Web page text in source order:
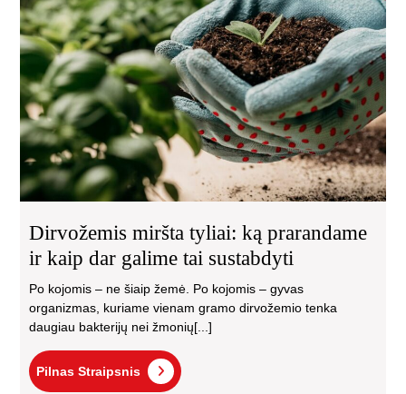
ką
ir
tai
Dirvožemis miršta tyliai: ką prarandame
ir kaip dar galime tai sustabdyti
Po kojomis – ne šiaip žemė. Po kojomis – gyvas
organizmas, kuriame vienam gramo dirvožemio tenka
daugiau bakterijų nei žmonių[...]
Pilnas Straipsnis
Pilnas
Straipsnis